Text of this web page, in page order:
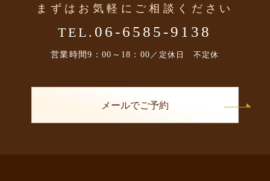
まずはお気軽にご相談ください
TEL. 06-6585-9138
営業時間9：00～18：00 ／定休日 不定休
メールでご予約